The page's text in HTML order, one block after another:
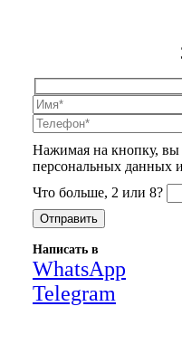
Нажимая на кнопку, вы
персональных данных
Что больше, 2 или 8?
Написать в
WhatsApp
Telegram